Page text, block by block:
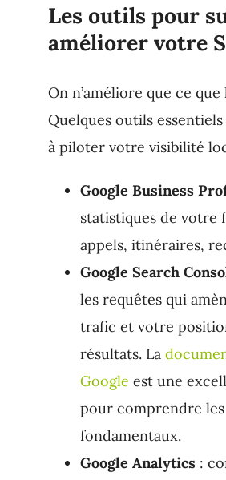
Les outils pour
améliorer votre
On n’améliore que ce que
Quelques outils
à piloter votre visibilité
Google Business
statistiques de votre
appels, itinéraires,
Google Search
les requêtes qui
trafic et votre
résultats. La
Google est une
pour comprendre les
fondamentaux.
Google Analytics: